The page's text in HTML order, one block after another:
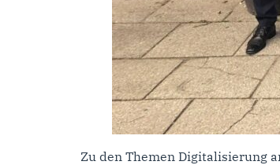
Zu den Themen Digitalisierung